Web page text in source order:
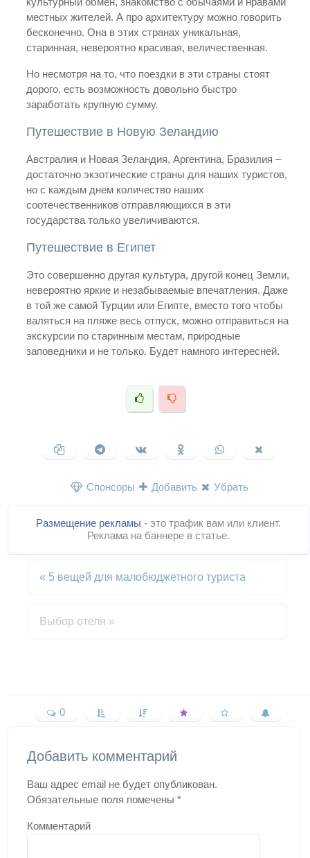
местных жителей. А про архитектуру можно говорить
бесконечно. Она в этих странах уникальная,
старинная, невероятно красивая, величественная.
Но несмотря на то, что поездки в эти страны стоят
дорого, есть возможность довольно быстро
заработать крупную сумму.
Путешествие в Новую Зеландию
Австралия и Новая Зеландия, Аргентина, Бразилия –
достаточно экзотические страны для наших туристов,
но с каждым днем количество наших
соотечественников отправляющихся в эти
государства только увеличиваются.
Путешествие в Египет
Это совершенно другая культура, другой конец Земли,
невероятно яркие и незабываемые впечатления. Даже
в той же самой Турции или Египте, вместо того чтобы
валяться на пляже весь отпуск, можно отправиться на
экскурсии по старинным местам, природные
заповедники и не только. Будет намного интересней.
Спонсоры Добавить Убрать
Размещение рекламы - это трафик вам или клиент.
Реклама на баннере в статье.
« 5 вещей для малобюджетного туриста
Выбор отеля »
0
Добавить комментарий
Ваш адрес email не будет опубликован.
Обязательные поля помечены *
Комментарий